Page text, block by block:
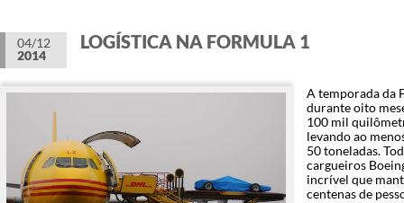
04/12
2014
LOGÍSTICA NA FORMULA 1
A temporada da
durante oito
100 mil
levando ao
50 toneladas.
cargueiros
incrível que
centenas de